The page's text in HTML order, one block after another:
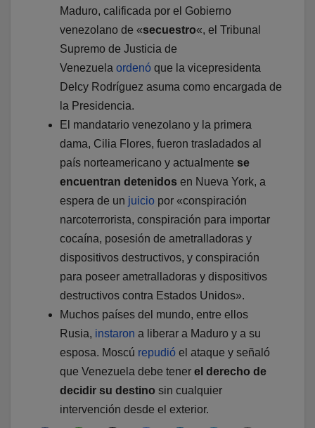
Maduro, calificada por el Gobierno
venezolano de «secuestro«, el Tribunal
Supremo de Justicia de
Venezuela ordenó que la vicepresidenta
Delcy Rodríguez asuma como encargada de
la Presidencia.
El mandatario venezolano y la primera
dama, Cilia Flores, fueron trasladados al
país norteamericano y actualmente se
encuentran detenidos en Nueva York, a
espera de un juicio por «conspiración
narcoterrorista, conspiración para importar
cocaína, posesión de ametralladoras y
dispositivos destructivos, y conspiración
para poseer ametralladoras y dispositivos
destructivos contra Estados Unidos».
Muchos países del mundo, entre ellos
Rusia, instaron a liberar a Maduro y a su
esposa. Moscú repudió el ataque y señaló
que Venezuela debe tener el derecho de
decidir su destino sin cualquier
intervención desde el exterior.